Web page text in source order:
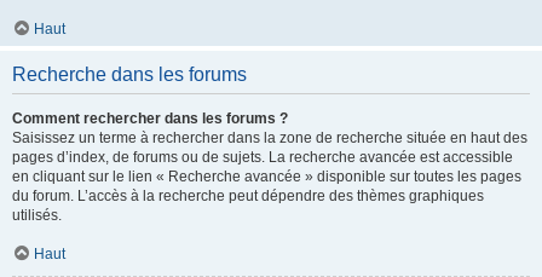
Haut
Recherche dans les forums
Comment rechercher dans les forums ?
Saisissez un terme à rechercher dans la zone de recherche située en haut des
pages d’index, de forums ou de sujets. La recherche avancée est accessible
en cliquant sur le lien « Recherche avancée » disponible sur toutes les pages
du forum. L’accès à la recherche peut dépendre des thèmes graphiques
utilisés.
Haut